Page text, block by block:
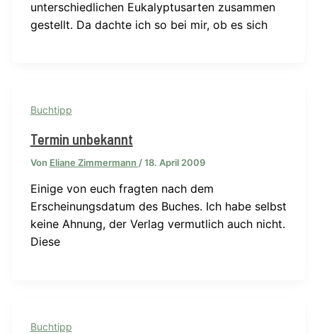
unterschiedlichen Eukalyptusarten zusammen
gestellt. Da dachte ich so bei mir, ob es sich
Buchtipp
Termin unbekannt
Von Eliane Zimmermann /18. April 2009
Einige von euch fragten nach dem
Erscheinungsdatum des Buches. Ich habe selbst
keine Ahnung, der Verlag vermutlich auch nicht.
Diese
Buchtipp